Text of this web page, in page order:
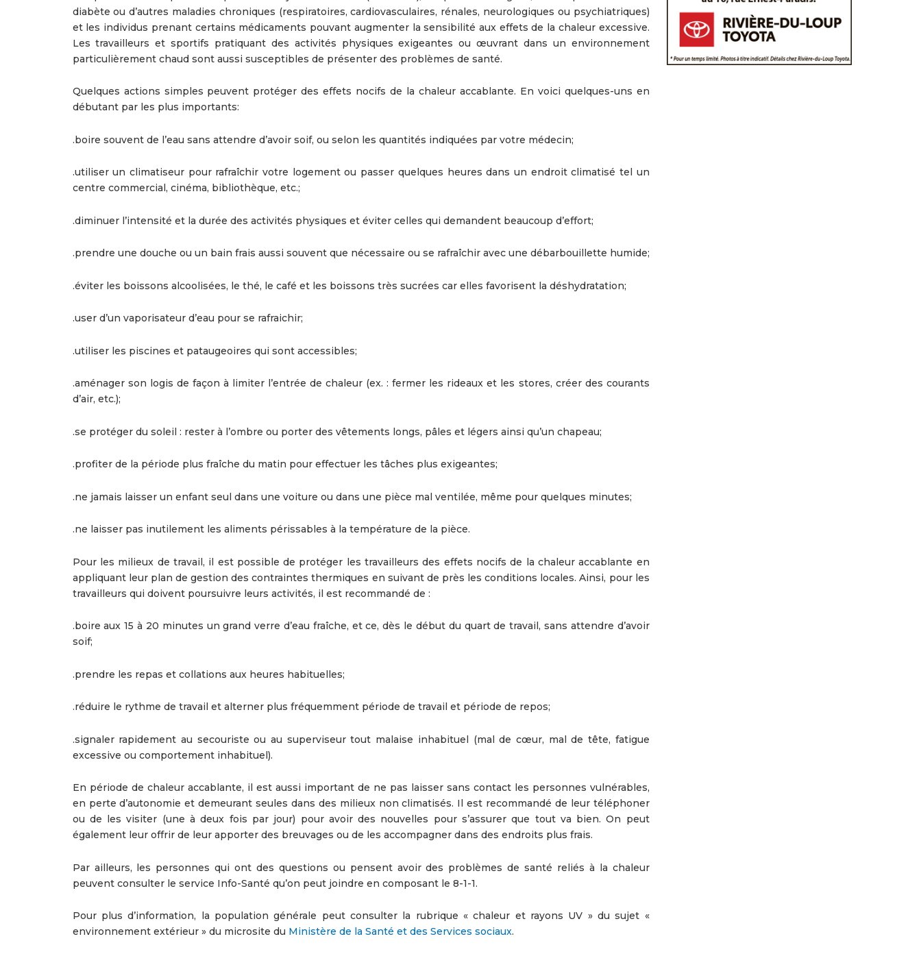
diabète ou d’autres maladies chroniques (respiratoires, cardiovasculaires, rénales, neurologiques ou psychiatriques)
et les individus prenant certains médicaments pouvant augmenter la sensibilité aux effets de la chaleur excessive.
Les travailleurs et sportifs pratiquant des activités physiques exigeantes ou œuvrant dans un environnement
particulièrement chaud sont aussi susceptibles de présenter des problèmes de santé.
Quelques actions simples peuvent protéger des effets nocifs de la chaleur accablante. En voici quelques-uns en
débutant par les plus importants:
.boire souvent de l’eau sans attendre d’avoir soif, ou selon les quantités indiquées par votre médecin;
.utiliser un climatiseur pour rafraîchir votre logement ou passer quelques heures dans un endroit climatisé tel un
centre commercial, cinéma, bibliothèque, etc.;
.diminuer l’intensité et la durée des activités physiques et éviter celles qui demandent beaucoup d’effort;
.prendre une douche ou un bain frais aussi souvent que nécessaire ou se rafraîchir avec une débarbouillette humide;
.éviter les boissons alcoolisées, le thé, le café et les boissons très sucrées car elles favorisent la déshydratation;
.user d’un vaporisateur d’eau pour se rafraichir;
.utiliser les piscines et pataugeoires qui sont accessibles;
.aménager son logis de façon à limiter l’entrée de chaleur (ex. : fermer les rideaux et les stores, créer des courants
d’air, etc.);
.se protéger du soleil : rester à l’ombre ou porter des vêtements longs, pâles et légers ainsi qu’un chapeau;
.profiter de la période plus fraîche du matin pour effectuer les tâches plus exigeantes;
.ne jamais laisser un enfant seul dans une voiture ou dans une pièce mal ventilée, même pour quelques minutes;
.ne laisser pas inutilement les aliments périssables à la température de la pièce.
Pour les milieux de travail, il est possible de protéger les travailleurs des effets nocifs de la chaleur accablante en
appliquant leur plan de gestion des contraintes thermiques en suivant de près les conditions locales. Ainsi, pour les
travailleurs qui doivent poursuivre leurs activités, il est recommandé de :
.boire aux 15 à 20 minutes un grand verre d’eau fraîche, et ce, dès le début du quart de travail, sans attendre d’avoir
soif;
.prendre les repas et collations aux heures habituelles;
.réduire le rythme de travail et alterner plus fréquemment période de travail et période de repos;
.signaler rapidement au secouriste ou au superviseur tout malaise inhabituel (mal de cœur, mal de tête, fatigue
excessive ou comportement inhabituel).
En période de chaleur accablante, il est aussi important de ne pas laisser sans contact les personnes vulnérables,
en perte d’autonomie et demeurant seules dans des milieux non climatisés. Il est recommandé de leur téléphoner
ou de les visiter (une à deux fois par jour) pour avoir des nouvelles pour s’assurer que tout va bien. On peut
également leur offrir de leur apporter des breuvages ou de les accompagner dans des endroits plus frais.
Par ailleurs, les personnes qui ont des questions ou pensent avoir des problèmes de santé reliés à la chaleur
peuvent consulter le service Info-Santé qu’on peut joindre en composant le 8-1-1.
Pour plus d’information, la population générale peut consulter la rubrique « chaleur et rayons UV » du sujet «
environnement extérieur » du microsite du Ministère de la Santé et des Services sociaux.